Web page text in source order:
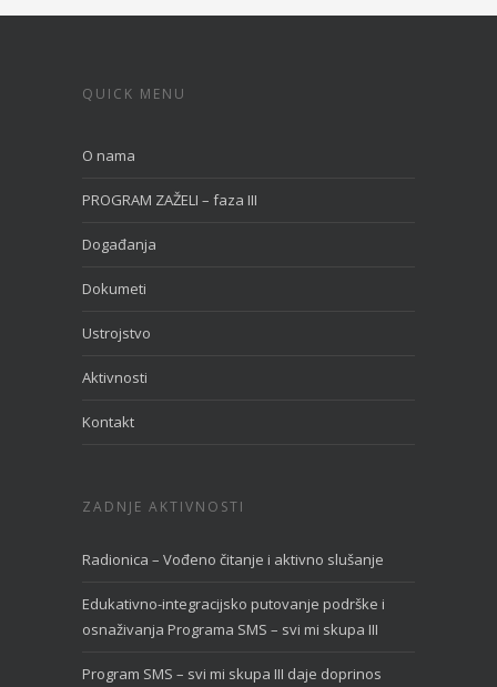
QUICK MENU
O nama
PROGRAM ZAŽELI – faza III
Događanja
Dokumeti
Ustrojstvo
Aktivnosti
Kontakt
ZADNJE AKTIVNOSTI
Radionica – Vođeno čitanje i aktivno slušanje
Edukativno-integracijsko putovanje podrške i
osnaživanja Programa SMS – svi mi skupa III
Program SMS – svi mi skupa III daje doprinos